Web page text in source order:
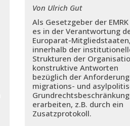
Von Ulrich Gut
Als Gesetzgeber der
es in der Verantwortung
Europarat-Mitgliedstaaten,
innerhalb der
Strukturen der
konstruktive Antworten
bezüglich der
migrations- und
erarbeiten, z.B. durch ein
Zusatzprotokoll.